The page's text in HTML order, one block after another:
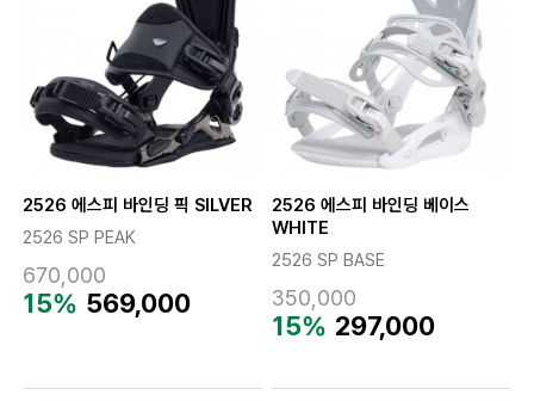
2526 에스피 바인딩 픽 SILVER
2526 SP PEAK
670,000
15% 569,000
2526 에스피 바인딩 베이스
WHITE
2526 SP BASE
350,000
15% 297,000